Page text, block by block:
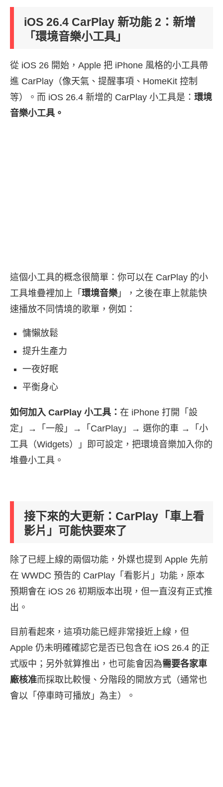
iOS 26.4 CarPlay 新功能 2：新增
「環境音樂小工具」
從 iOS 26 開始，Apple 把 iPhone 風格的小工具帶
進 CarPlay（像天氣、提醒事項、HomeKit 控制
等）。而 iOS 26.4 新增的 CarPlay 小工具是： 環境
音樂小工具。
這個小工具的概念很簡單：你可以在 CarPlay 的小
工具堆疊裡加上「 環境音樂 」，之後在車上就能快
速播放不同情境的歌單，例如：
慵懶放鬆
提升生產力
一夜好眠
平衡身心
如何加入 CarPlay 小工具： 在 iPhone 打開「設
定」→「一般」→「CarPlay」→ 選你的車 →「小
工具（Widgets）」即可設定，把環境音樂加入你的
堆疊小工具。
接下來的大更新：CarPlay「車上看
影片」可能快要來了
除了已經上線的兩個功能，外媒也提到 Apple 先前
在 WWDC 預告的 CarPlay「看影片」功能，原本
預期會在 iOS 26 初期版本出現，但一直沒有正式推
出。
目前看起來，這項功能已經非常接近上線，但
Apple 仍未明確確認它是否已包含在 iOS 26.4 的正
式版中；另外就算推出，也可能會因為需要各家車
廠核准而採取比較慢、分階段的開放方式（通常也
會以「停車時可播放」為主）。